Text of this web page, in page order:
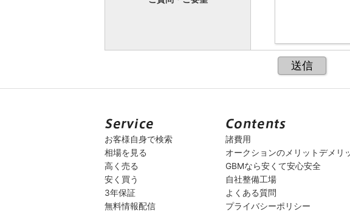
お客様自身で検索
相場を見る
高く売る
安く買う
3年保証
無料情報配信
諸費用
オークションのメリットデメリ
GBMなら安くて安心安全
自社整備工場
よくある質問
プライバシーポリシー